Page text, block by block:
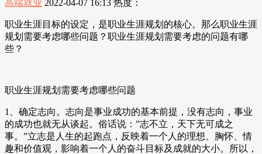
高端就业 2022-04-07 16:13 热度：
职业生涯目标的设定，是职业生涯规划的核心。那么职业生涯
规划需要考虑哪些问题？职业生涯规划需要考虑的问题有哪
些？
职业生涯规划需要考虑哪些问题
1、确定志向。志向是事业成功的基本前提，没有志向，事业
的成功也就无从谈起。俗话说：”志不立，天下无可成之
事。”立志是人生的起跑点，反映着一个人的理想、胸怀、情
趣和价值观，影响着一个人的奋斗目标及成就的大小。所以，